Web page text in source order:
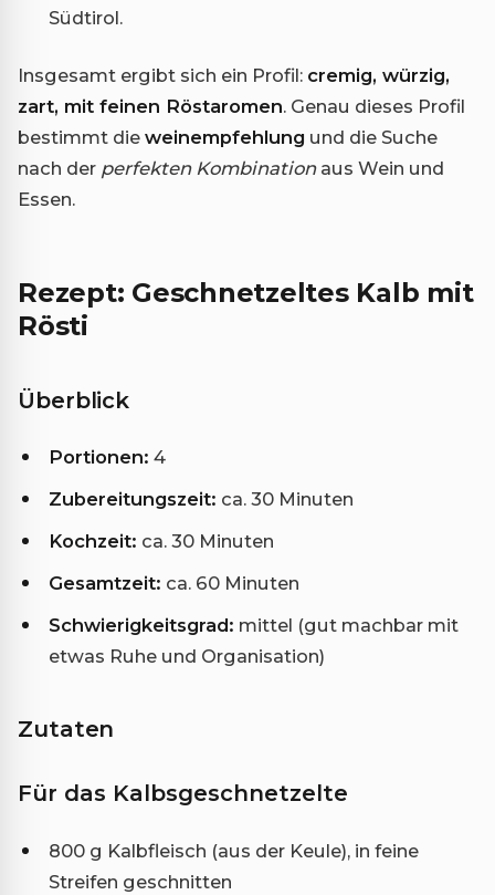
Südtirol.
Insgesamt ergibt sich ein Profil: cremig, würzig,
zart, mit feinen Röstaromen. Genau dieses Profil
bestimmt die weinempfehlung und die Suche
nach der perfekten Kombinationaus Wein und
Essen.
Rezept: Geschnetzeltes Kalb mit
Rösti
Überblick
Portionen: 4
Zubereitungszeit: ca. 30 Minuten
Kochzeit: ca. 30 Minuten
Gesamtzeit: ca. 60 Minuten
Schwierigkeitsgrad: mittel (gut machbar mit
etwas Ruhe und Organisation)
Zutaten
Für das Kalbsgeschnetzelte
800 g Kalbfleisch (aus der Keule), in feine
Streifen geschnitten